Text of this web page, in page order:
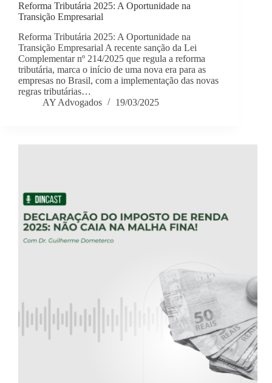
Reforma Tributária 2025: A Oportunidade na
Transição Empresarial
Reforma Tributária 2025: A Oportunidade na
Transição Empresarial A recente sanção da Lei
Complementar nº 214/2025 que regula a reforma
tributária, marca o início de uma nova era para as
empresas no Brasil, com a implementação das novas
regras tributárias…
AY Advogados
19/03/2025